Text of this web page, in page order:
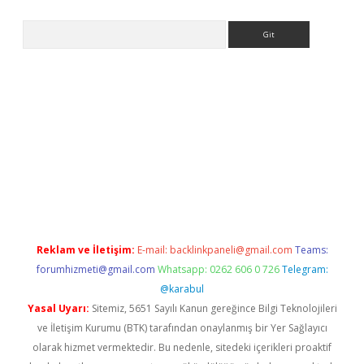
Reklam ve İletişim: E-mail: backlinkpaneli@gmail.com Teams:
forumhizmeti@gmail.com Whatsapp: 0262 606 0 726 Telegram:
@karabul
Yasal Uyarı: Sitemiz, 5651 Sayılı Kanun gereğince Bilgi Teknolojileri
ve İletişim Kurumu (BTK) tarafından onaylanmış bir Yer Sağlayıcı
olarak hizmet vermektedir. Bu nedenle, sitedeki içerikleri proaktif